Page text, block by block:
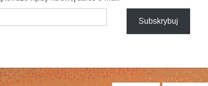
Subskrybuj